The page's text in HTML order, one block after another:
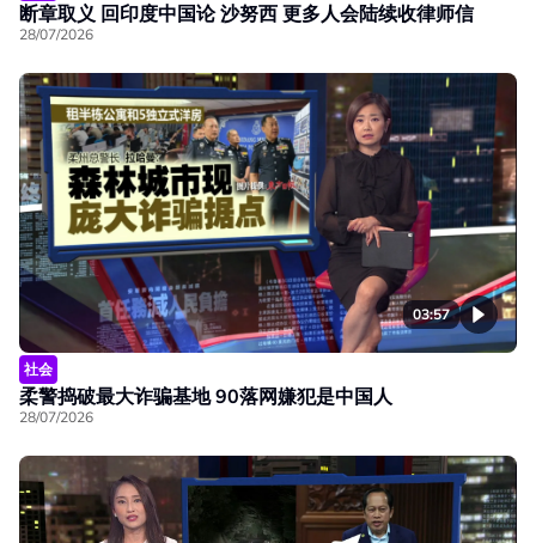
断章取义 回印度中国论 沙努西 更多人会陆续收律师信
28/07/2026
03:57
社会
柔警捣破最大诈骗基地 90落网嫌犯是中国人
28/07/2026